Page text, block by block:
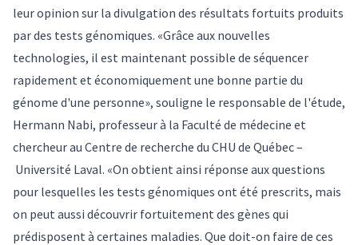
leur opinion sur la divulgation des résultats fortuits produits
par des tests génomiques. «Grâce aux nouvelles
technologies, il est maintenant possible de séquencer
rapidement et économiquement une bonne partie du
génome d'une personne», souligne le responsable de l'étude,
Hermann Nabi, professeur à la Faculté de médecine et
chercheur au Centre de recherche du CHU de Québec –
Université Laval. «On obtient ainsi réponse aux questions
pour lesquelles les tests génomiques ont été prescrits, mais
on peut aussi découvrir fortuitement des gènes qui
prédisposent à certaines maladies. Que doit-on faire de ces